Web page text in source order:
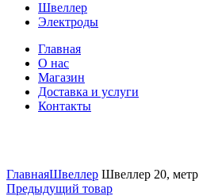
Швеллер
Электроды
Главная
О нас
Магазин
Доставка и услуги
Контакты
ГлавнаяШвеллер Швеллер 20, метр
Предыдущий товар